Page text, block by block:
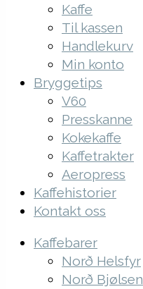
Kaffe
Til kassen
Handlekurv
Min konto
Bryggetips
V60
Presskanne
Kokekaffe
Kaffetrakter
Aeropress
Kaffehistorier
Kontakt oss
Kaffebarer
Norð Helsfyr
Norð Bjølsen